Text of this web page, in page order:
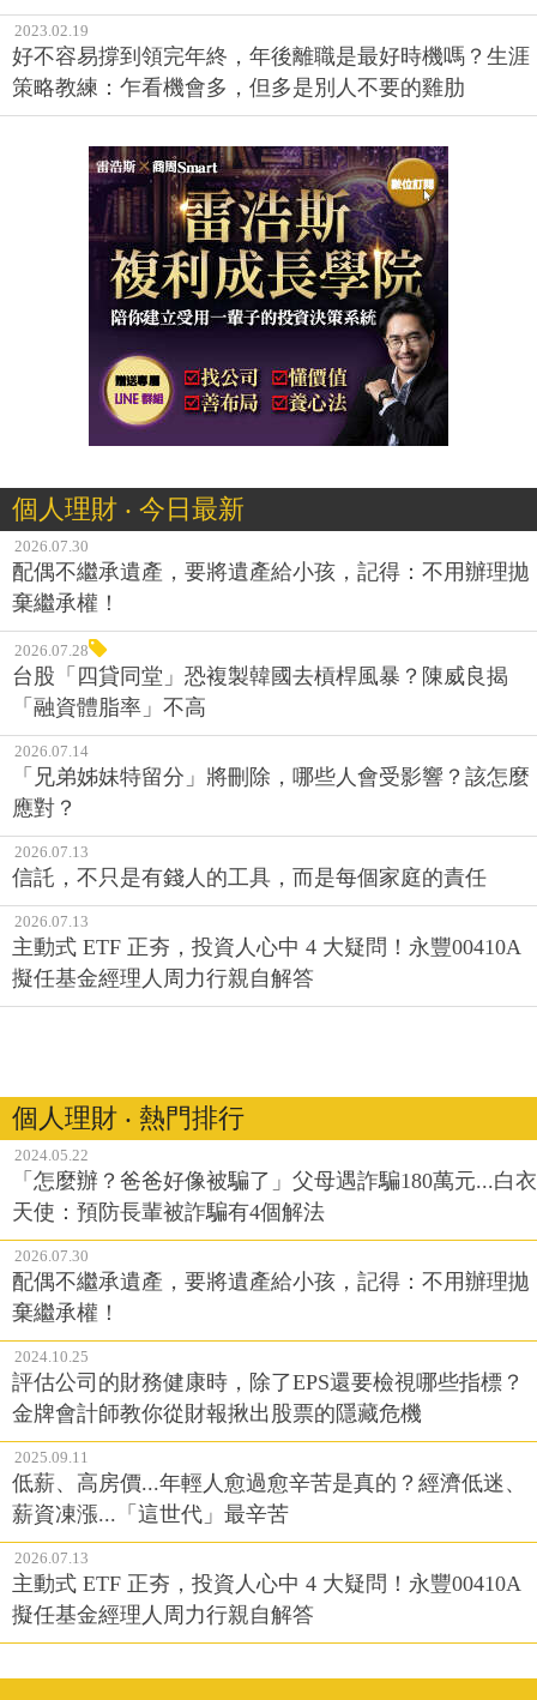
2023.02.19
好不容易撐到領完年終，年後離職是最好時機嗎？生涯
策略教練：乍看機會多，但多是別人不要的雞肋
個人理財 ‧ 今日最新
2026.07.30
配偶不繼承遺產，要將遺產給小孩，記得：不用辦理拋
棄繼承權！
2026.07.28
台股「四貸同堂」恐複製韓國去槓桿風暴？陳威良揭
「融資體脂率」不高
2026.07.14
「兄弟姊妹特留分」將刪除，哪些人會受影響？該怎麼
應對？
2026.07.13
信託，不只是有錢人的工具，而是每個家庭的責任
2026.07.13
主動式 ETF 正夯，投資人心中 4 大疑問！永豐00410A
擬任基金經理人周力行親自解答
個人理財 ‧ 熱門排行
2024.05.22
「怎麼辦？爸爸好像被騙了」父母遇詐騙180萬元...白衣
天使：預防長輩被詐騙有4個解法
2026.07.30
配偶不繼承遺產，要將遺產給小孩，記得：不用辦理拋
棄繼承權！
2024.10.25
評估公司的財務健康時，除了EPS還要檢視哪些指標？
金牌會計師教你從財報揪出股票的隱藏危機
2025.09.11
低薪、高房價...年輕人愈過愈辛苦是真的？經濟低迷、
薪資凍漲...「這世代」最辛苦
2026.07.13
主動式 ETF 正夯，投資人心中 4 大疑問！永豐00410A
擬任基金經理人周力行親自解答